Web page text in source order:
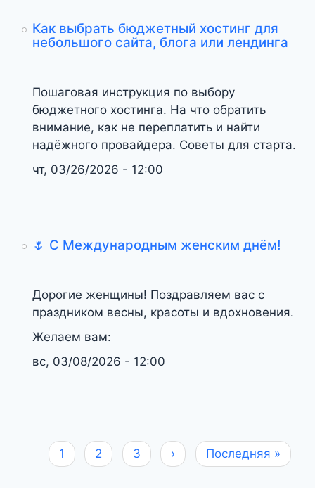
Как выбрать бюджетный хостинг для
небольшого сайта, блога или лендинга
Пошаговая инструкция по выбору
бюджетного хостинга. На что обратить
внимание, как не переплатить и найти
надёжного провайдера. Советы для старта.
чт, 03/26/2026 - 12:00
🌷 С Международным женским днём!
Дорогие женщины! Поздравляем вас с
праздником весны, красоты и вдохновения.
Желаем вам:
вс, 03/08/2026 - 12:00
Нумерация
страницТекущая
страница
1 Page
2 Page
3
Следующая
страница
›
Последняя
страница
Последняя »